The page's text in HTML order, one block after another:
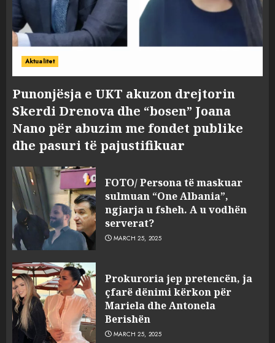
Aktualitet
Punonjësja e UKT akuzon drejtorin
Skerdi Drenova dhe “bosen” Joana
Nano për abuzim me fondet publike
dhe pasuri të pajustifikuar
FOTO/ Persona të maskuar
sulmuan “One Albania”,
ngjarja u fsheh. A u vodhën
serverat?
MARCH 25, 2025
Prokuroria jep pretencën, ja
çfarë dënimi kërkon për
Mariela dhe Antonela
Berishën
MARCH 25, 2025